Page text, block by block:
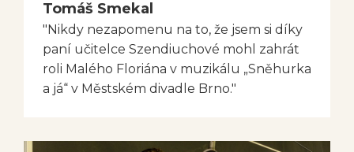
Tomáš Smekal
"Nikdy nezapomenu na to, že jsem si díky
paní učitelce Szendiuchové mohl zahrát
roli Malého Floriána v muzikálu „Sněhurka
a já“ v Městském divadle Brno."